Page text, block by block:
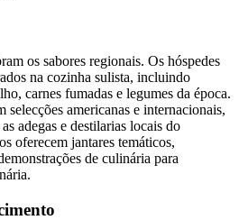
os sabores regionais. Os hóspedes
na cozinha sulista, incluindo
carnes fumadas e legumes da época.
americanas e internacionais,
adegas e destilarias locais do
oferecem jantares temáticos,
de culinária para